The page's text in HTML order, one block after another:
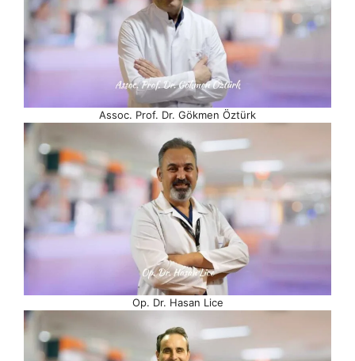
Assoc. Prof. Dr. Gökmen Öztürk
Op. Dr. Hasan Lice